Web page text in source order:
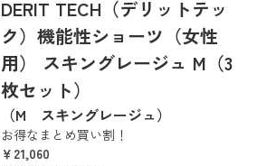
DERIT TECH（デリットテッ
ク）機能性ショーツ（女性
用） スキングレージュ M（3
枚セット）
（M スキングレージュ）
お得なまとめ買い割！
￥21,060